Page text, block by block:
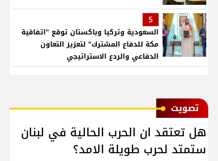
5
السعودية وتركيا وباكستان توقع "اتفاقية
مكة للدفاع المشترك" لتعزيز التعاون
الدفاعي والردع الاستراتيجي
ﺗﺼﻮﻳﺖ
هل تعتقد ان الحرب الحالية في لبنان
ستمتد لحرب طويلة الامد؟